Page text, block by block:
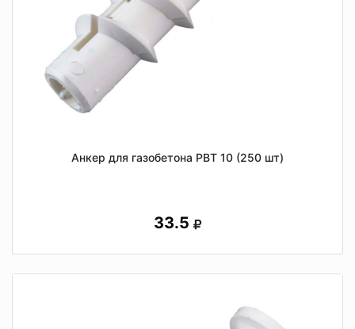
Анкер для газобетона РВТ 10 (250 шт)
33.5